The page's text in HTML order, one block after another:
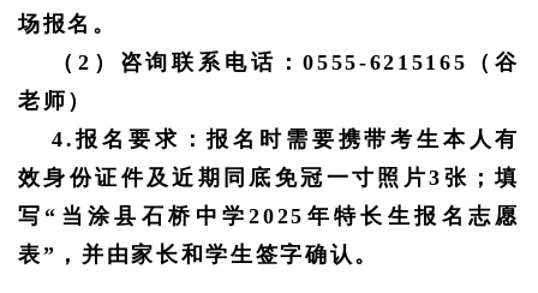
场报名。
（ 2）咨询联系电话：0555-6215165（谷
老师）
4.报名要求：报名时需要携带考生本人有
效身份证件及近期同底免冠一寸照片3张；填
写“当涂县石桥中学2025年特长生报名志愿
表”，并由家长和学生签字确认。